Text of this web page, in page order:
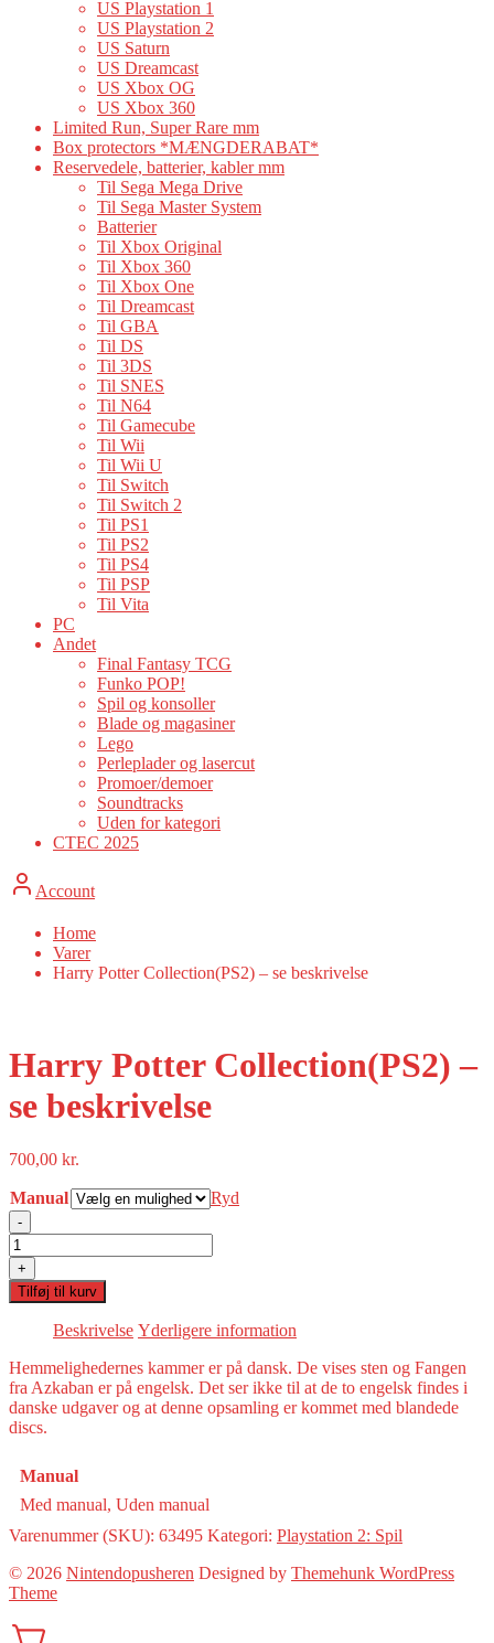
US Playstation 1
US Playstation 2
US Saturn
US Dreamcast
US Xbox OG
US Xbox 360
Limited Run, Super Rare mm
Box protectors *MÆNGDERABAT*
Reservedele, batterier, kabler mm
Til Sega Mega Drive
Til Sega Master System
Batterier
Til Xbox Original
Til Xbox 360
Til Xbox One
Til Dreamcast
Til GBA
Til DS
Til 3DS
Til SNES
Til N64
Til Gamecube
Til Wii
Til Wii U
Til Switch
Til Switch 2
Til PS1
Til PS2
Til PS4
Til PSP
Til Vita
PC
Andet
Final Fantasy TCG
Funko POP!
Spil og konsoller
Blade og magasiner
Lego
Perleplader og lasercut
Promoer/demoer
Soundtracks
Uden for kategori
CTEC 2025
Account
Home
Varer
Harry Potter Collection(PS2) – se beskrivelse
Harry Potter Collection(PS2) –
se beskrivelse
700,00 kr.
Manual Ryd
-
Harry
Potter
Collection(PS2)
-
beskrivelse
antal
+
Tilføj til kurv
Beskrivelse Yderligere information
Hemmelighedernes kammer er på dansk. De vises sten og Fangen
fra Azkaban er på engelsk. Det ser ikke til at de to engelsk findes i
danske udgaver og at denne opsamling er kommet med blandede
discs.
Manual
Med manual, Uden manual
Varenummer (SKU): 63495 Kategori: Playstation 2: Spil
© 2026 Nintendopusheren Designed by Themehunk WordPress
Theme